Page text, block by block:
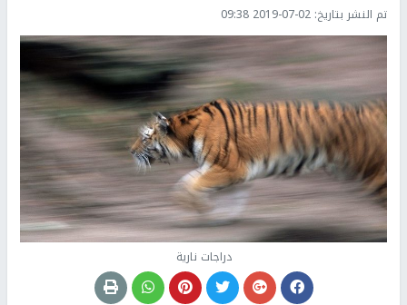
تم النشر بتاريخ: 2019-07-02 09:38
دراجات نارية